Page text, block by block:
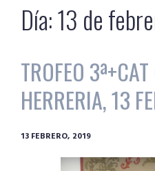
Día:13 de
TROFEO
HERRERIA, 13
13 FEBRERO, 2019